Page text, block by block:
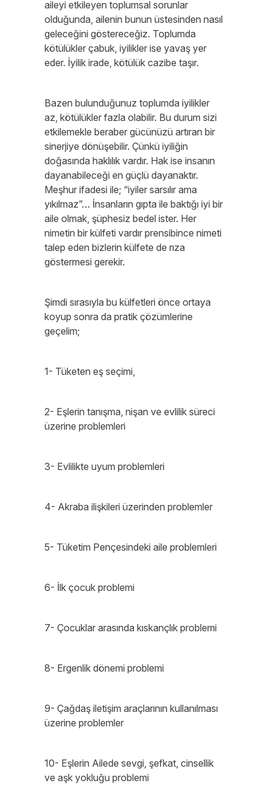
aileyi etkileyen toplumsal sorunlar
olduğunda, ailenin bunun üstesinden nasıl
geleceğini göstereceğiz. Toplumda
kötülükler çabuk, iyilikler ise yavaş yer
eder. İyilik irade, kötülük cazibe taşır.
Bazen bulunduğunuz toplumda iyilikler
az, kötülükler fazla olabilir. Bu durum sizi
etkilemekle beraber gücünüzü artıran bir
sinerjiye dönüşebilir. Çünkü iyiliğin
doğasında haklılık vardır. Hak ise insanın
dayanabileceği en güçlü dayanaktır.
Meşhur ifadesi ile; “iyiler sarsılır ama
yıkılmaz”… İnsanların gıpta ile baktığı iyi bir
aile olmak, şüphesiz bedel ister. Her
nimetin bir külfeti vardır prensibince nimeti
talep eden bizlerin külfete de rıza
göstermesi gerekir.
Şimdi sırasıyla bu külfetleri önce ortaya
koyup sonra da pratik çözümlerine
geçelim;
1- Tüketen eş seçimi,
2- Eşlerin tanışma, nişan ve evlilik süreci
üzerine problemleri
3- Evlilikte uyum problemleri
4- Akraba ilişkileri üzerinden problemler
5- Tüketim Pençesindeki aile problemleri
6- İlk çocuk problemi
7- Çocuklar arasında kıskançlık problemi
8- Ergenlik dönemi problemi
9- Çağdaş iletişim araçlarının kullanılması
üzerine problemler
10- Eşlerin Ailede sevgi, şefkat, cinsellik
ve aşk yokluğu problemi